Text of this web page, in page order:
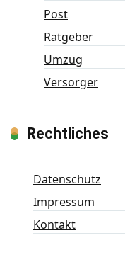
Post
Ratgeber
Umzug
Versorger
Rechtliches
Datenschutz
Impressum
Kontakt